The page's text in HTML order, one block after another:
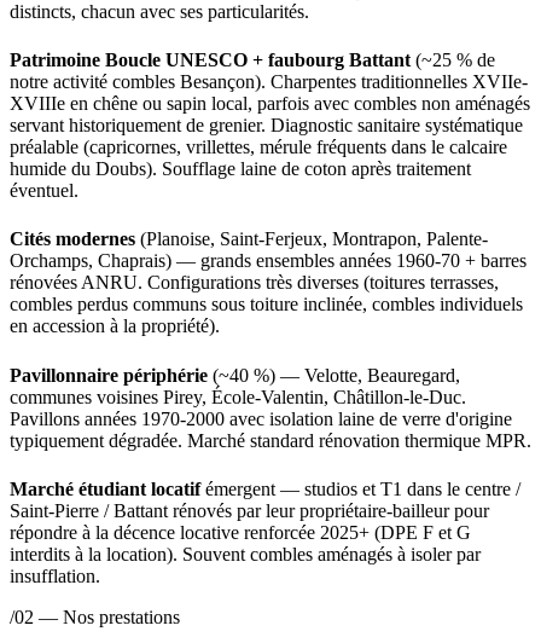
distincts, chacun avec ses particularités.
Patrimoine Boucle UNESCO + faubourg Battant (~25 % de
notre activité combles Besançon). Charpentes traditionnelles XVIIe-
XVIIIe en chêne ou sapin local, parfois avec combles non aménagés
servant historiquement de grenier. Diagnostic sanitaire systématique
préalable (capricornes, vrillettes, mérule fréquents dans le calcaire
humide du Doubs). Soufflage laine de coton après traitement
éventuel.
Cités modernes (Planoise, Saint-Ferjeux, Montrapon, Palente-
Orchamps, Chaprais) — grands ensembles années 1960-70 + barres
rénovées ANRU. Configurations très diverses (toitures terrasses,
combles perdus communs sous toiture inclinée, combles individuels
en accession à la propriété).
Pavillonnaire périphérie (~40 %) — Velotte, Beauregard,
communes voisines Pirey, École-Valentin, Châtillon-le-Duc.
Pavillons années 1970-2000 avec isolation laine de verre d'origine
typiquement dégradée. Marché standard rénovation thermique MPR.
Marché étudiant locatifémergent — studios et T1 dans le centre /
Saint-Pierre / Battant rénovés par leur propriétaire-bailleur pour
répondre à la décence locative renforcée 2025+ (DPE F et G
interdits à la location). Souvent combles aménagés à isoler par
insufflation.
/02 — Nos prestations